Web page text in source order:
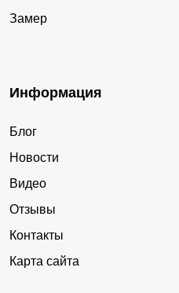
Замер
Информация
Блог
Новости
Видео
Отзывы
Контакты
Карта сайта